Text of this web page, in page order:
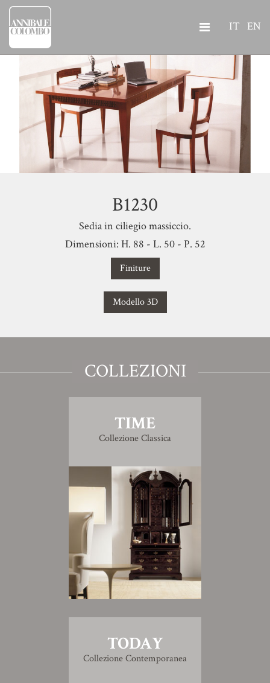
IT EN
B1230
Sedia in ciliegio massiccio.
Dimensioni: H. 88 - L. 50 - P. 52
Finiture
Modello 3D
COLLEZIONI
TIME
Collezione Classica
TODAY
Collezione Contemporanea